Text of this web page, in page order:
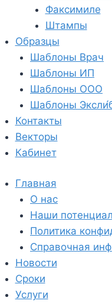
Факсимиле
Штампы
Образцы
Шаблоны Врач
Шаблоны ИП
Шаблоны ООО
Шаблоны
Контакты
Векторы
Кабинет
Главная
О нас
Наши
Политика
Справочная
Новости
Сроки
Услуги